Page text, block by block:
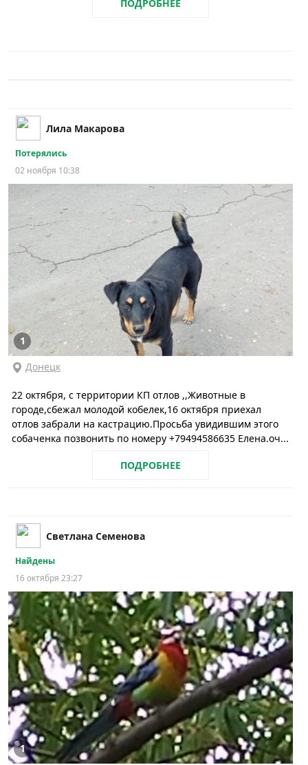
ПОДРОБНЕЕ
Лила Макарова
Потерялись
02 ноября 10:38
1
Донецк
22 октября, с территории КП отлов ,,Животные в
городе,сбежал молодой кобелек,16 октября приехал
отлов забрали на кастрацию.Просьба увидившим этого
собаченка позвонить по номеру +79494586635 Елена.оч...
ПОДРОБНЕЕ
Светлана Семенова
Найдены
16 октября 23:27
1